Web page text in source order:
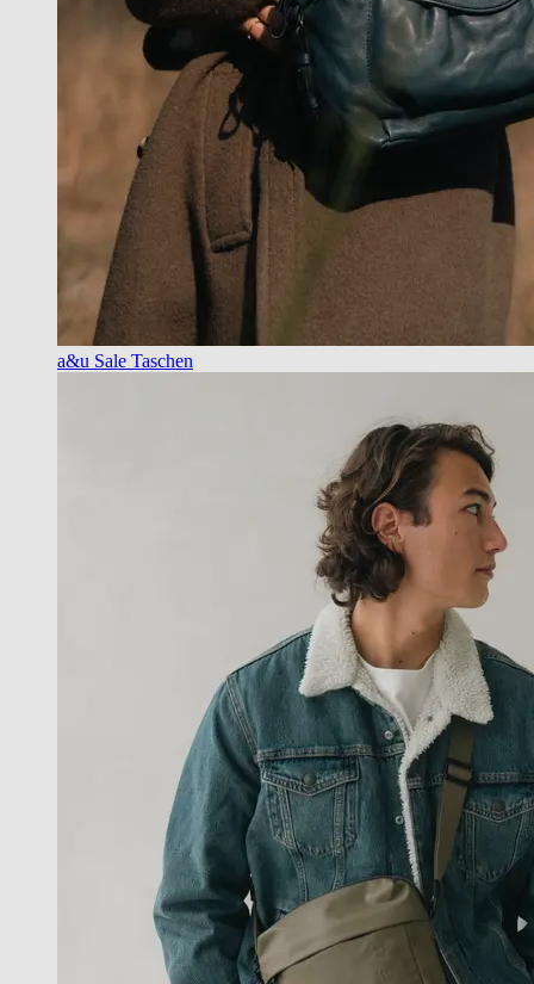
a&u Sale Taschen